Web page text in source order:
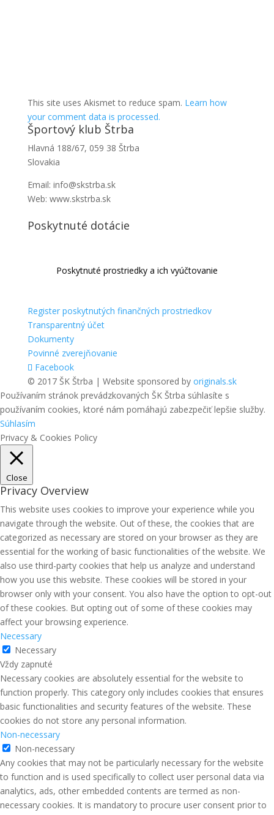
This site uses Akismet to reduce spam. Learn how
your comment data is processed.
Športový klub Štrba
Hlavná 188/67, 059 38 Štrba
Slovakia
Email: info@skstrba.sk
Web: www.skstrba.sk
Poskytnuté dotácie
Poskytnuté prostriedky a ich vyúčtovanie
Register poskytnutých finančných prostriedkov
Transparentný účet
Dokumenty
Povinné zverejňovanie
Facebook
© 2017 ŠK Štrba | Website sponsored by originals.sk
Používaním stránok prevádzkovaných ŠK Štrba súhlasíte s
používaním cookies, ktoré nám pomáhajú zabezpečiť lepšie služby.
Súhlasím
Privacy & Cookies Policy
Close
Privacy Overview
This website uses cookies to improve your experience while you
navigate through the website. Out of these, the cookies that are
categorized as necessary are stored on your browser as they are
essential for the working of basic functionalities of the website. We
also use third-party cookies that help us analyze and understand
how you use this website. These cookies will be stored in your
browser only with your consent. You also have the option to opt-out
of these cookies. But opting out of some of these cookies may
affect your browsing experience.
Necessary
Necessary
Vždy zapnuté
Necessary cookies are absolutely essential for the website to
function properly. This category only includes cookies that ensures
basic functionalities and security features of the website. These
cookies do not store any personal information.
Non-necessary
Non-necessary
Any cookies that may not be particularly necessary for the website
to function and is used specifically to collect user personal data via
analytics, ads, other embedded contents are termed as non-
necessary cookies. It is mandatory to procure user consent prior to